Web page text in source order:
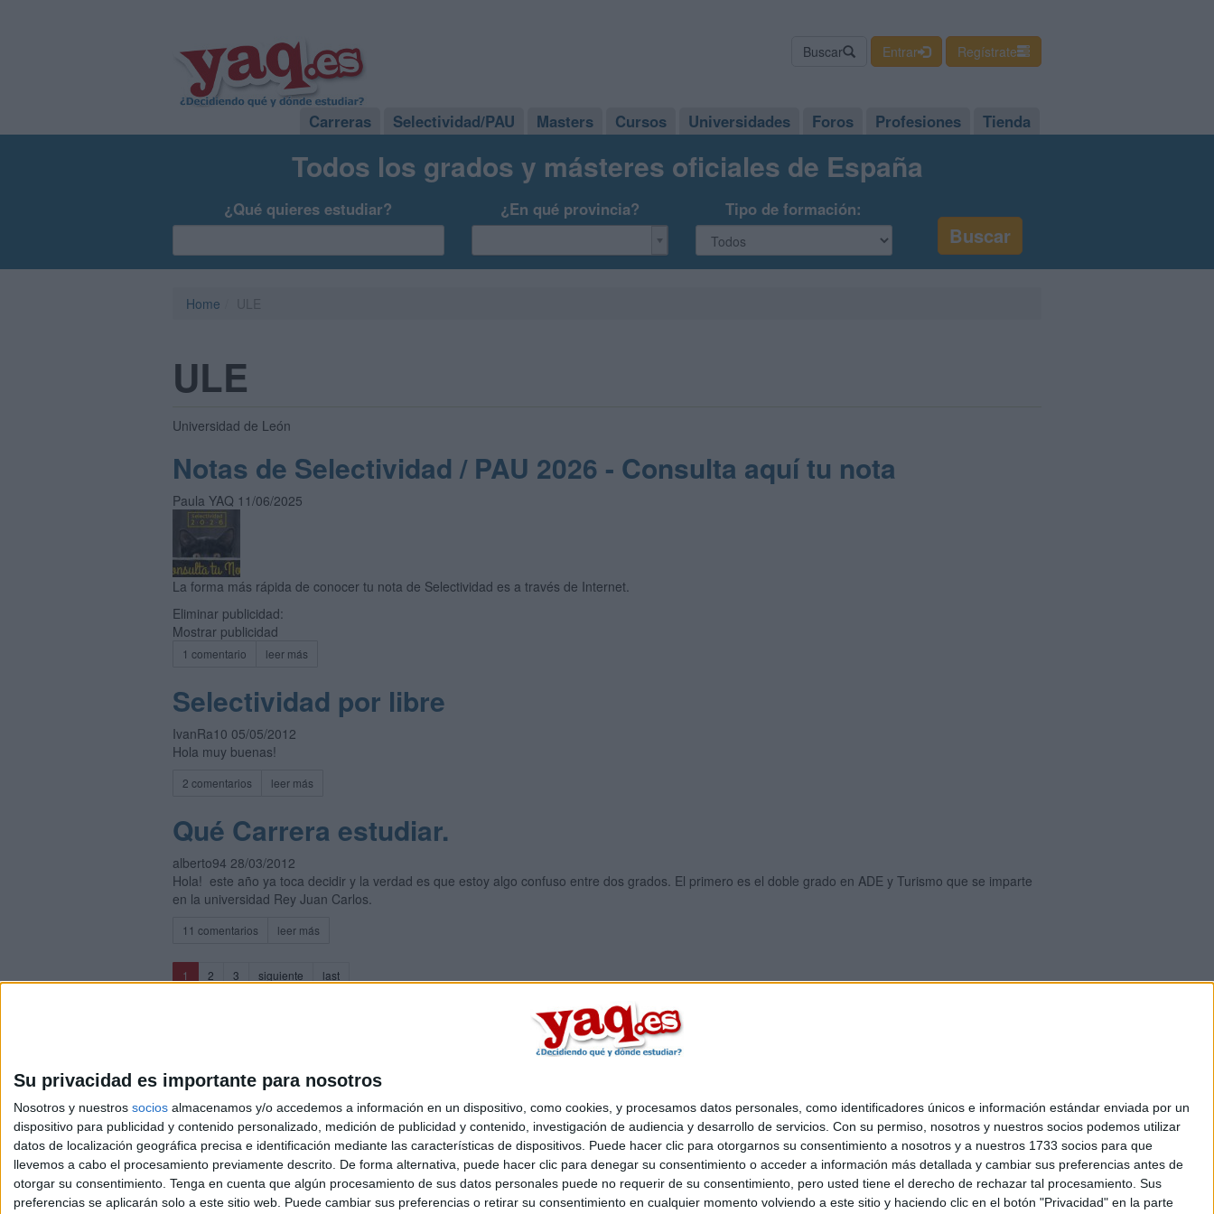
Su privacidad es importante para nosotros
Nosotros y nuestros socios almacenamos y/o accedemos a información en un dispositivo, como cookies, y procesamos datos personales, como identificadores únicos e información estándar enviada por un
dispositivo para publicidad y contenido personalizado, medición de publicidad y contenido, investigación de audiencia y desarrollo de servicios. Con su permiso, nosotros y nuestros socios podemos utilizar
datos de localización geográfica precisa e identificación mediante las características de dispositivos. Puede hacer clic para otorgarnos su consentimiento a nosotros y a nuestros 1733 socios para que
llevemos a cabo el procesamiento previamente descrito. De forma alternativa, puede hacer clic para denegar su consentimiento o acceder a información más detallada y cambiar sus preferencias antes de
otorgar su consentimiento. Tenga en cuenta que algún procesamiento de sus datos personales puede no requerir de su consentimiento, pero usted tiene el derecho de rechazar tal procesamiento. Sus
preferencias se aplicarán solo a este sitio web. Puede cambiar sus preferencias o retirar su consentimiento en cualquier momento volviendo a este sitio y haciendo clic en el botón "Privacidad" en la parte
Buscar Entrar Regístrate
Carreras Selectividad/PAU Masters Cursos Universidades Foros Profesiones Tienda
Todos los grados y másteres oficiales de España
¿Qué quieres estudiar? ¿En qué provincia? Tipo de formación:
Home
ULE
Universidad de León
Notas de Selectividad / PAU 2026 - Consulta aquí tu nota
Paula YAQ 11/06/2025
La forma más rápida de conocer tu nota de Selectividad es a través de Internet.
Eliminar publicidad:
Mostrar publicidad
1 comentario leer más
Selectividad por libre
IvanRa10 05/05/2012
Hola muy buenas!
2 comentarios leer más
Qué Carrera estudiar.
alberto94 28/03/2012
Hola! este año ya toca decidir y la verdad es que estoy algo confuso entre dos grados. El primero es el doble grado en ADE y Turismo que se imparte
en la universidad Rey Juan Carlos.
11 comentarios leer más
1 (current)
2 3 siguiente last
Quiénes somos|Contactar|Anúnciate
Aviso legal|Politica de privacidad|Condiciones generales|Política de cookies
© 2003-2026Compás Mediterráneo S.L.- Diego de León 47 - 28006 Madrid [ESPAÑA] - Tel. +34 91 593 2767